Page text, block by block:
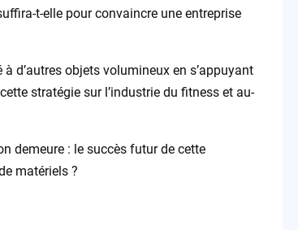
t-elle pour convaincre une entreprise
d’autres objets volumineux en s’appuyant
stratégie sur l’industrie du fitness et au-
demeure : le succès futur de cette
matériels ?